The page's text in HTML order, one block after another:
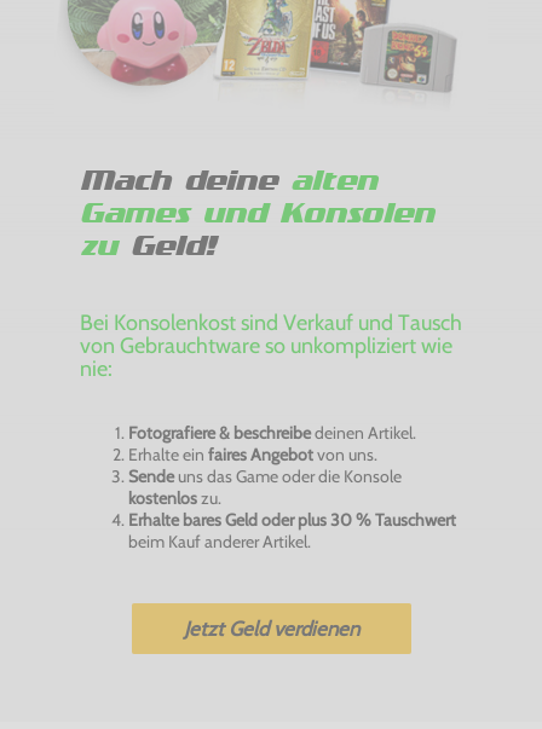
Mach deine alten
Games und Konsolen
zuGeld!
Bei Konsolenkost sind Verkauf und Tausch
von Gebrauchtware so unkompliziert wie
nie:
Fotografiere & beschreibedeinen Artikel.
Erhalte ein faires Angebotvon uns.
Sendeuns das Game oder die Konsole
kostenloszu.
Erhalte bares Geld oder plus 30 % Tauschwert
beim Kauf anderer Artikel.
Jetzt Geld verdienen